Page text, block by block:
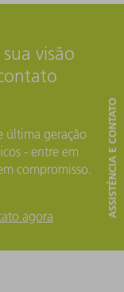
visão
última geração
- entre em
compromisso.
agora ASSISTÊNCIA E CONTATO